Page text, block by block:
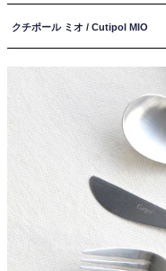
クチポール ミオ / Cutipol MIO